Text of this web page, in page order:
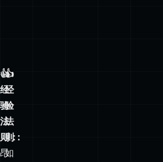
则：
昂
贵
的
服
务
则：
如
果
你
正
在